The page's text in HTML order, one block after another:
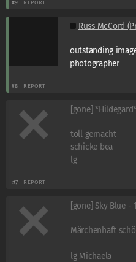
#9 REPORT
Russ McCord
outstanding
photographer
#8 REPORT
[gone] *Hildegard*
toll gemacht
schicke bea
lg
#7 REPORT
[gone] Sky Blue -
Märchenhaft
lg Michaela